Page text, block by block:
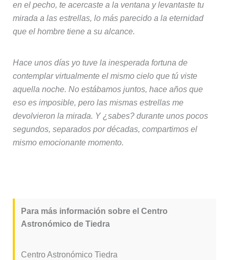
en el pecho, te acercaste a la ventana y levantaste tu
mirada a las estrellas, lo más parecido a la eternidad
que el hombre tiene a su alcance.
Hace unos días yo tuve la inesperada fortuna de
contemplar virtualmente el mismo cielo que tú viste
aquella noche. No estábamos juntos, hace años que
eso es imposible, pero las mismas estrellas me
devolvieron la mirada. Y ¿sabes? durante unos pocos
segundos, separados por décadas, compartimos el
mismo emocionante momento.
Para más información sobre el Centro
Astronómico de Tiedra
Centro Astronómico Tiedra